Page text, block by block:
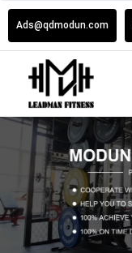
Ads@qdmodun.com